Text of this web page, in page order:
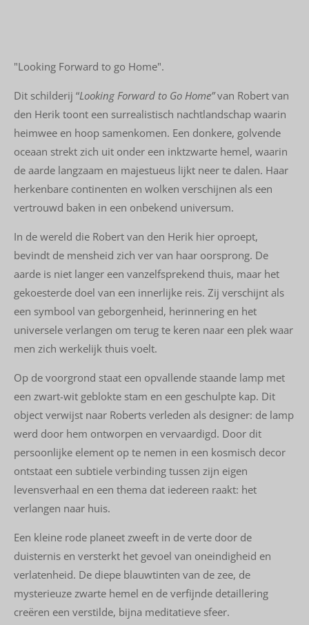
"Looking Forward to go Home".
Dit schilderij “Looking Forward to Go Home”van Robert van
den Herik toont een surrealistisch nachtlandschap waarin
heimwee en hoop samenkomen. Een donkere, golvende
oceaan strekt zich uit onder een inktzwarte hemel, waarin
de aarde langzaam en majestueus lijkt neer te dalen. Haar
herkenbare continenten en wolken verschijnen als een
vertrouwd baken in een onbekend universum.
In de wereld die Robert van den Herik hier oproept,
bevindt de mensheid zich ver van haar oorsprong. De
aarde is niet langer een vanzelfsprekend thuis, maar het
gekoesterde doel van een innerlijke reis. Zij verschijnt als
een symbool van geborgenheid, herinnering en het
universele verlangen om terug te keren naar een plek waar
men zich werkelijk thuis voelt.
Op de voorgrond staat een opvallende staande lamp met
een zwart-wit geblokte stam en een geschulpte kap. Dit
object verwijst naar Roberts verleden als designer: de lamp
werd door hem ontworpen en vervaardigd. Door dit
persoonlijke element op te nemen in een kosmisch decor
ontstaat een subtiele verbinding tussen zijn eigen
levensverhaal en een thema dat iedereen raakt: het
verlangen naar huis.
Een kleine rode planeet zweeft in de verte door de
duisternis en versterkt het gevoel van oneindigheid en
verlatenheid. De diepe blauwtinten van de zee, de
mysterieuze zwarte hemel en de verfijnde detaillering
creëren een verstilde, bijna meditatieve sfeer.